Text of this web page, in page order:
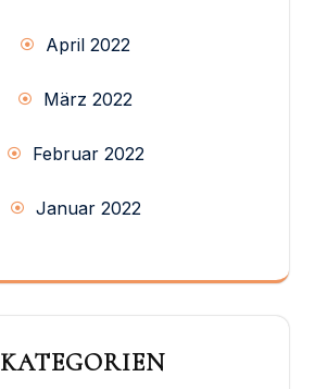
April 2022
März 2022
Februar 2022
Januar 2022
KATEGORIEN